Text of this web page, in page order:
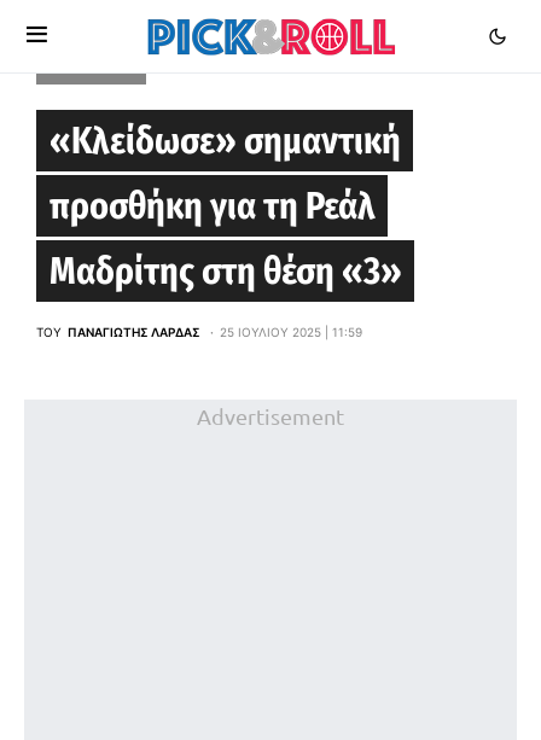
«Κλείδωσε» σημαντική
προσθήκη για τη Ρεάλ
Μαδρίτης στη θέση «3»
ΤΟΥ ΠΑΝΑΓΙΏΤΗΣ ΛΆΡΔΑΣ 25 ΙΟΥΛΊΟΥ 2025 | 11:59
Advertisement